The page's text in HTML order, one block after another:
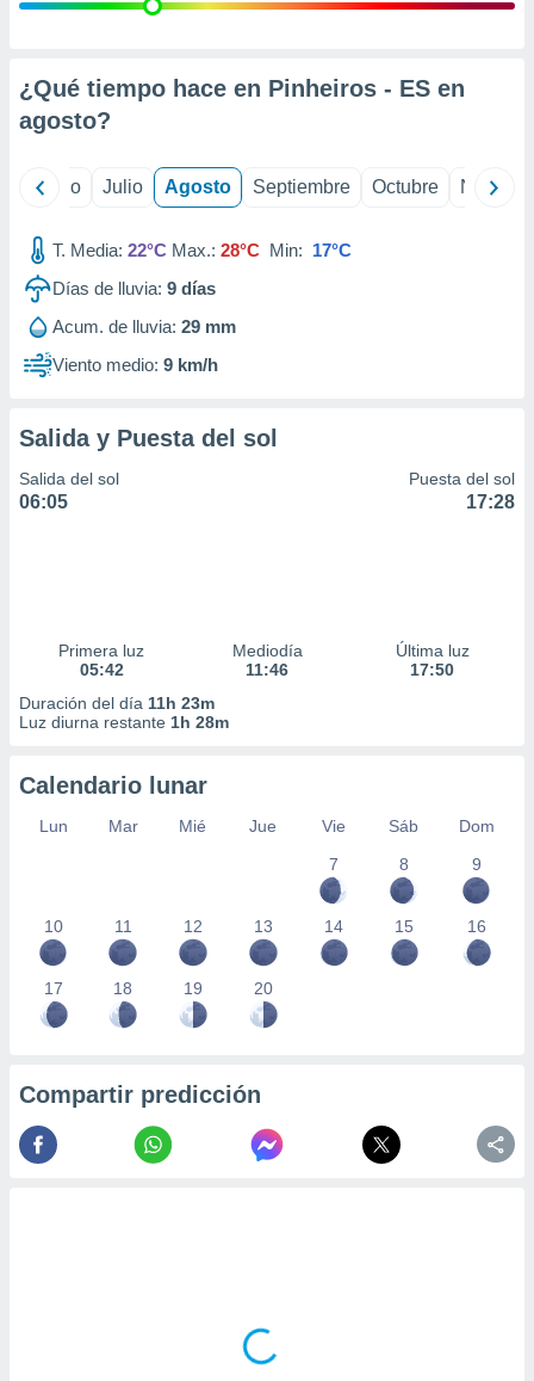
e
mediante
publicidad
de
1199
¿Qué tiempo hace en Pinheiros - ES en
agosto?
Junio Julio Agosto Septiembre Octubre
T. Media: 22°C Max.: 28°C Min: 17°C
Días de lluvia: 9 días
Acum. de lluvia: 29 mm
Viento medio: 9 km/h
Salida y Puesta del sol
Salida del sol
06:05
Puesta del sol
17:28
Primera luz
05:42
Mediodía
11:46
Última luz
17:50
Duración del día 11h 23m
Luz diurna restante 1h 28m
Calendario lunar
Lun Mar Mié Jue Vie Sáb
Dom
7
8 9
10 11 12 13 14 15 16
17 18 19 20
Compartir predicción